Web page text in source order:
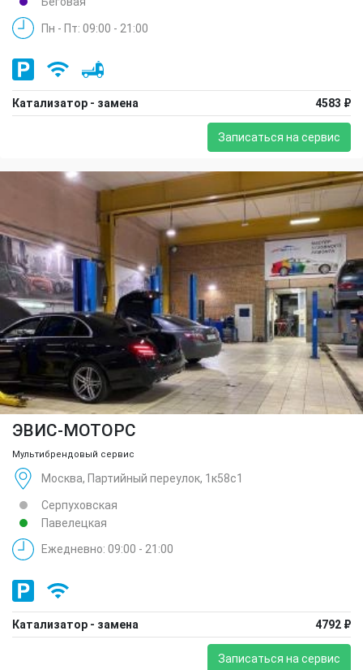
Пн - Пт: 09:00 - 21:00
Катализатор - замена 4583 ₽
Записаться на сервис
ЭВИС-МОТОРС
Мультибрендовый сервис
Москва, Партийный переулок, 1к58с1
Серпуховская
Павелецкая
Ежедневно: 09:00 - 21:00
Катализатор - замена 4792 ₽
Записаться на сервис